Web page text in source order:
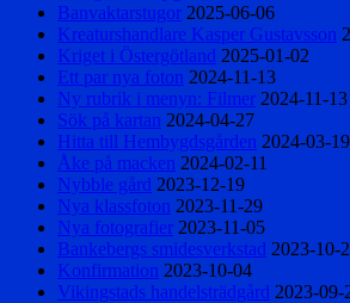
Banvaktarstugor 2025-06-06
Kreaturshandlare Kasper Gustavsson
Kriget i Östergötland 2025-01-02
Ett par nya foton 2024-11-13
Ny rubrik i menyn: Filmer 2024-11-13
Sök på kartan 2024-04-27
Hitta till Hembygdsgården 2024-03-19
Åke på macken 2024-02-11
Nybble gård 2023-12-19
Nya klassfoton 2023-11-29
Nya fotografier 2023-11-05
Bankebergs smidesverkstad 2023-10-
Konfirmation 2023-10-04
Vikingstads handelsträdgård 2023-09-